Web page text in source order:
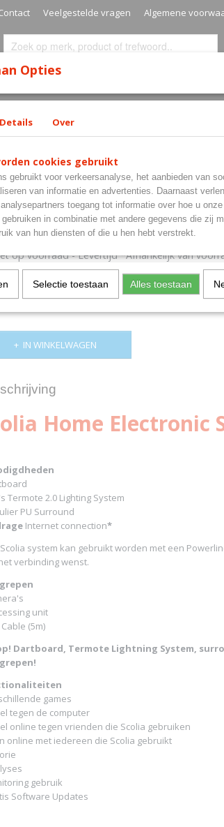
Veelgestelde vragen Algemene
Home
(inclusief btw 21%)
op voorraad- Levertijd *Afhankelijk van
IN WINKELWAGEN
Home Electronic
Termote 2.0 Lighting System
PU Surround
Internet connection*
system kan gebruikt worden met een
verbinding wenst.
unit
Cable (5m)
Dartboard, Termote Lightning System,
games
tegen de computer
online tegen vrienden die Scolia gebruiken
online met iedereen die Scolia gebruikt
gebruik
Software Updates
Opties
Details Over
cookies gebruikt
gebruikt voor verkeersanalyse, het aanbieden van
van informatie en advertenties. Daarnaast
toegang tot informatie over hoe u
in combinatie met andere gegevens die zij
van hun diensten of die u hen hebt verstrekt.
Selectie toestaan Alles toestaan